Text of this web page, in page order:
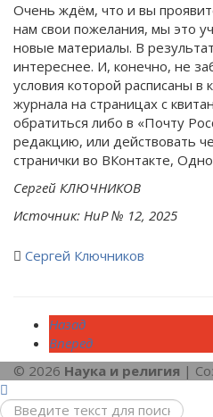
Очень ждём, что и вы
нам свои пожелания, мы это
новые материалы. В
интереснее. И, конечно, не
условия которой расписаны
журнала на страницах с
обратиться либо в «Почту
редакцию, или действовать
странички во ВКонтакте,
Сергей КЛЮЧНИКОВ
Источник: НиР № 12, 2025
Сергей Ключников
Назад
Вперед
© 2026 Наука и религия |